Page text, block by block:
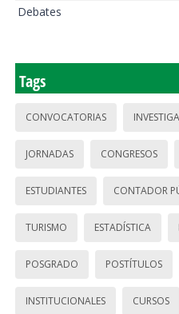
Debates
Tags
CONVOCATORIAS
JORNADAS CONGRESOS
ESTUDIANTES CONTADOR
TURISMO ESTADÍSTICA
POSGRADO POSTÍTULOS
INSTITUCIONALES CURSOS